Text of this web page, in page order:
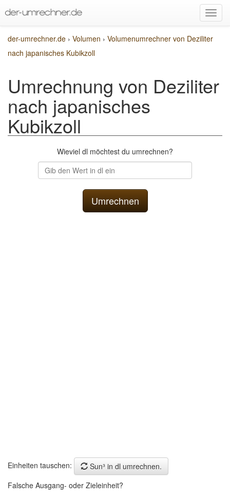
der-umrechner.de › Volumen › Volumenumrechner von Deziliter
nach japanisches Kubikzoll
Umrechnung von Deziliter
nach japanisches
Kubikzoll
Wieviel dl möchtest du umrechnen?
Einheiten tauschen:
Sun³ in dl umrechnen.
Falsche Ausgang- oder Zieleinheit?